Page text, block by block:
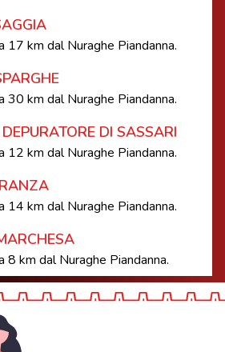
17 km dal Nuraghe Piandanna.
30 km dal Nuraghe Piandanna.
DI SASSARI
12 km dal Nuraghe Piandanna.
14 km dal Nuraghe Piandanna.
8 km dal Nuraghe Piandanna.